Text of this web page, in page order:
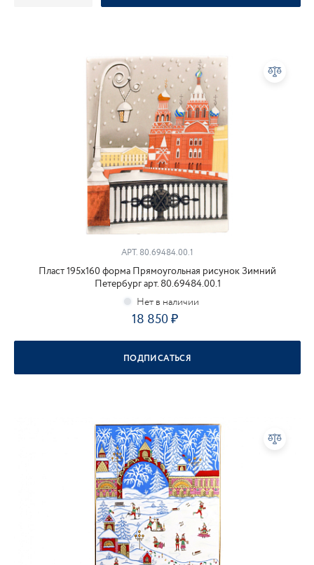
АРТ. 80.69484.00.1
Пласт 195х160 форма Прямоугольная рисунок Зимний
Петербург арт. 80.69484.00.1
18 850
ПОДПИСАТЬСЯ